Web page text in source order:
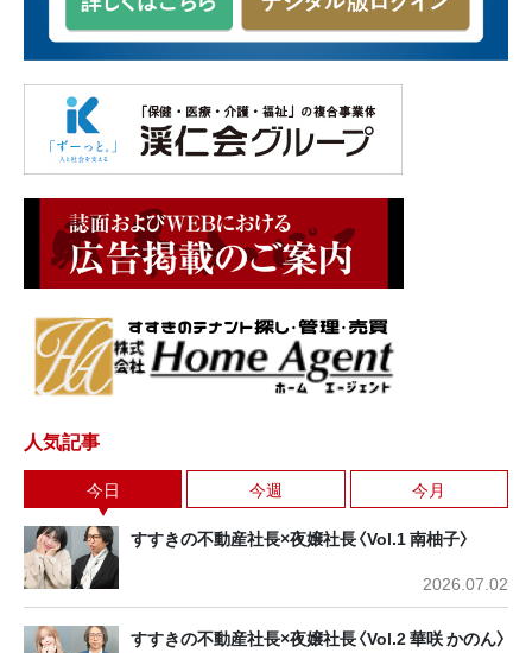
人気記事
今日 今週 今月
すすきの不動産社長×夜嬢社長〈Vol.1 南柚子〉
2026.07.02
すすきの不動産社長×夜嬢社長〈Vol.2 華咲 かのん〉